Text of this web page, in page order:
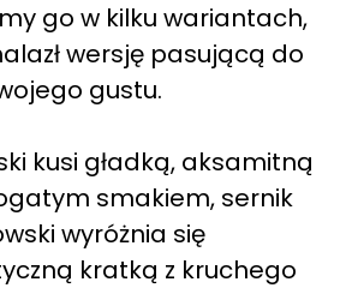
go w kilku wariantach,
wersję pasującą do
gustu.
kusi gładką, aksamitną
smakiem, sernik
wyróżnia się
kratką z kruchego